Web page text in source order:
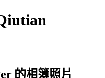
的相簿照片